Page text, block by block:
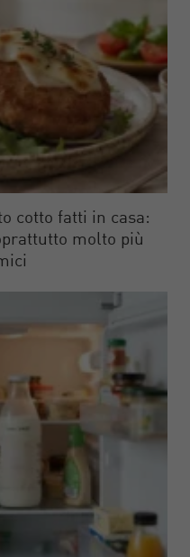
cotto fatti in casa:
molto più